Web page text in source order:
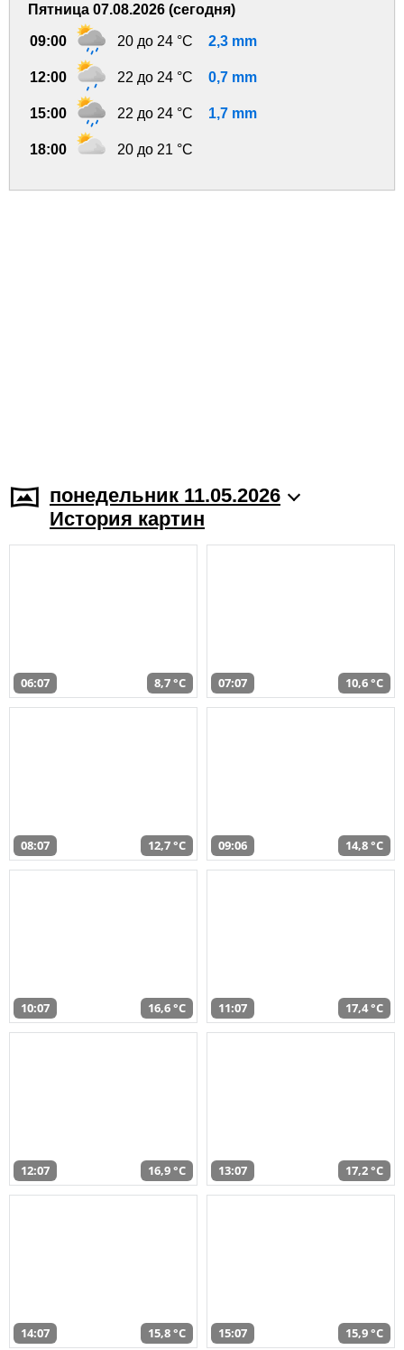
Пятница 07.08.2026 (сегодня)
09:00 20 до 24 °C 2,3 mm
12:00 22 до 24 °C 0,7 mm
15:00 22 до 24 °C 1,7 mm
18:00 20 до 21 °C
понедельник 11.05.2026
История картин
06:07 8,7 °C 07:07 10,6 °C
08:07 12,7 °C 09:06 14,8 °C
10:07 16,6 °C 11:07 17,4 °C
12:07 16,9 °C 13:07 17,2 °C
14:07 15,8 °C 15:07 15,9 °C